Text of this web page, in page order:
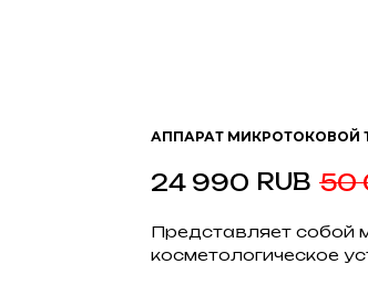
АППАРАТ МИКРОТОКОВОЙ
24 990 RUB 50
Представляет собой
косметологическое